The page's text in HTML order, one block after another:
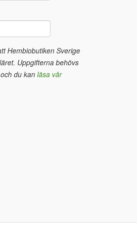
Hembiobutiken Sverige
Uppgifterna behövs
du kan läsa vår